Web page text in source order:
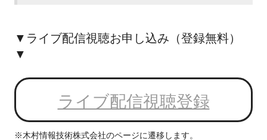
▼ライブ配信視聴お申し込み（登録無料）
▼
ライブ配信視聴登録
※木村情報技術株式会社のページに遷移します。